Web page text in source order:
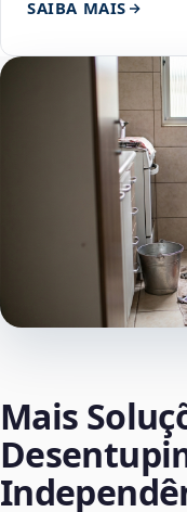
SAIBA MAIS
Mais